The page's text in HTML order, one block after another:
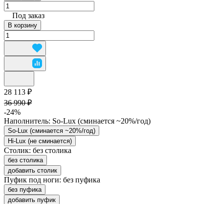
Под заказ
В корзину
28 113 ₽
36 990 ₽
-24%
Наполнитель: So-Lux (cминается ~20%/год)
So-Lux (cминается ~20%/год)
Hi-Lux (не сминается)
Столик: без столика
без столика
добавить столик
Пуфик под ноги: без пуфика
без пуфика
добавить пуфик